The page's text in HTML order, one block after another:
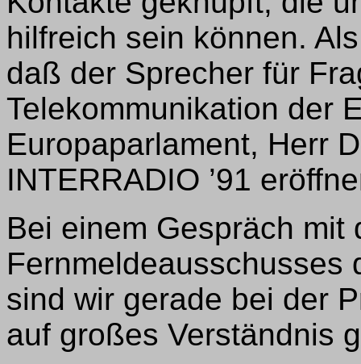
hilfreich sein können.
daß der Sprecher für
Telekommunikation der
Europaparlament, Herr
INTERRADIO ’91
Bei einem Gespräch mit
Fernmeldeausschusses
sind wir gerade bei der
auf großes Verständnis